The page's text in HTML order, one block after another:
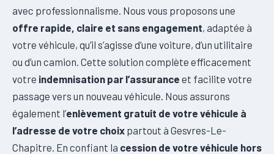
avec professionnalisme. Nous vous proposons une
offre rapide, claire et sans engagement, adaptée à
votre véhicule, qu’il s’agisse d’une voiture, d’un utilitaire
ou d’un camion. Cette solution complète efficacement
votre indemnisation par l’assurance et facilite votre
passage vers un nouveau véhicule. Nous assurons
également l’enlèvement gratuit de votre véhicule à
l’adresse de votre choix partout à Gesvres-Le-
Chapitre. En confiant la cession de votre véhicule hors